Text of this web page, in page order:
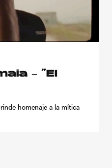
Story
DE UMO agency. TODOS LOS
– “El
homenaje a la mítica